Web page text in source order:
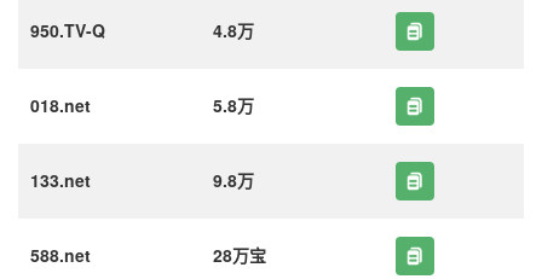
950.TV-Q 4.8万
018.net 5.8万
133.net 9.8万
588.net 28万宝